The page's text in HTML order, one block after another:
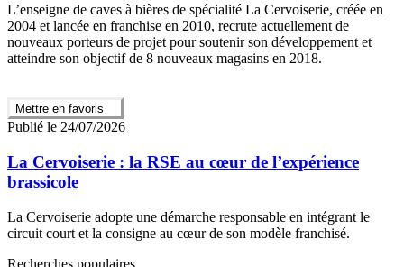
L’enseigne de caves à bières de spécialité La Cervoiserie, créée en
2004 et lancée en franchise en 2010, recrute actuellement de
nouveaux porteurs de projet pour soutenir son développement et
atteindre son objectif de 8 nouveaux magasins en 2018.
Mettre en favoris
Publié le 24/07/2026
La Cervoiserie : la RSE au cœur de l’expérience
brassicole
La Cervoiserie adopte une démarche responsable en intégrant le
circuit court et la consigne au cœur de son modèle franchisé.
Recherches populaires